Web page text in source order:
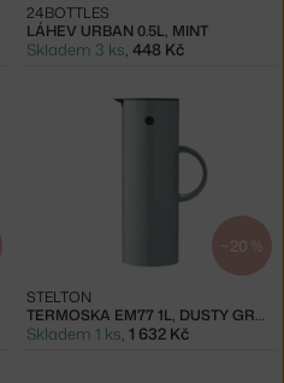
LÁHEV URBAN 0.5L, MINT
24BOTTLES
Skladem 3 ks 448 Kč
−20 %
TERMOSKA EM77 1L, DUSTY GREEN
STELTON
Skladem 1 ks, 1 632 Kč